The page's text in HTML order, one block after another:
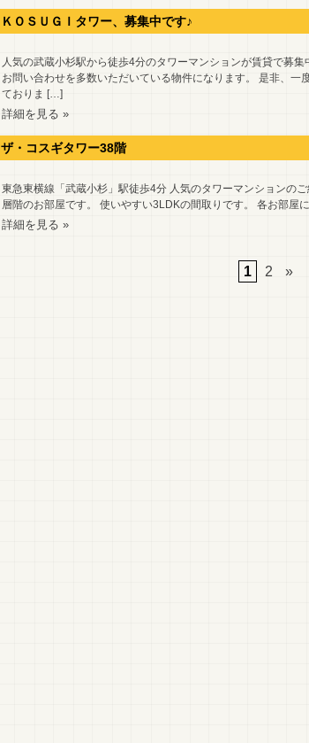
ＫＯＳＵＧＩタワー、募集中です♪
人気の武蔵小杉駅から徒歩4分のタワーマンションが賃貸で募
お問い合わせを多数いただいている物件になります。 是非、一
ておりま […]
詳細を見る »
ザ・コスギタワー38階
東急東横線「武蔵小杉」駅徒歩4分 人気のタワーマンション
層階のお部屋です。 使いやすい3LDKの間取りです。 各お部屋
詳細を見る »
1 2 »